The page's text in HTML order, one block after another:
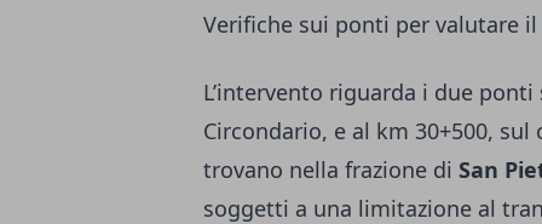
Verifiche sui ponti per valutare
L’intervento riguarda i due
Circondario, e al km 30+500,
trovano nella frazione di San
soggetti a una limitazione al